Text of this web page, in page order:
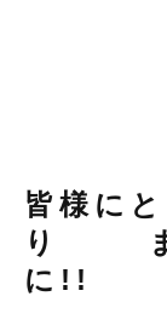
皆様に
り